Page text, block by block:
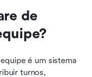
de
é um sistema
turnos,